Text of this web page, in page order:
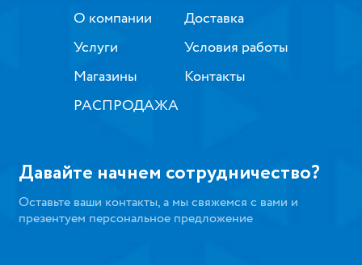
О компании
Услуги
Магазины
РАСПРОДАЖА
Доставка
Условия работы
Контакты
Давайте начнем сотрудничество?
Оставьте ваши контакты, а мы свяжемся с вами и
презентуем персональное предложение